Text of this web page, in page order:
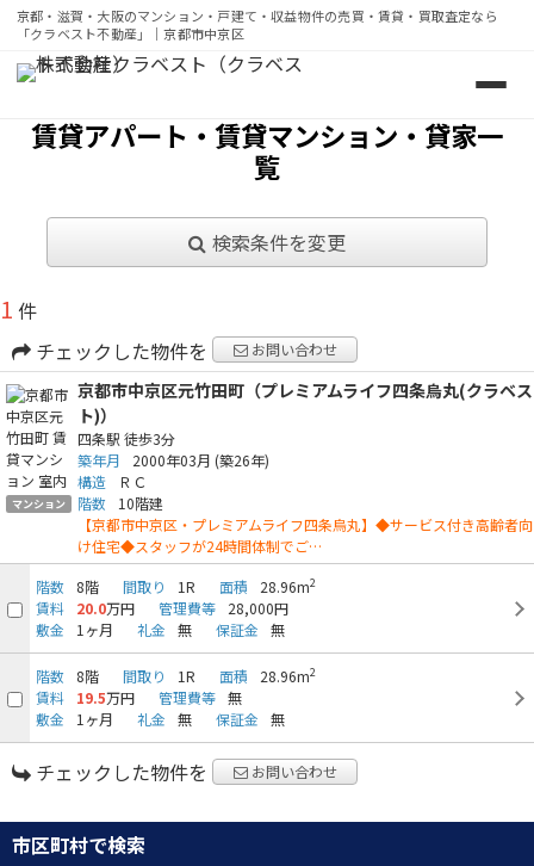
京都・滋賀・大阪のマンション・戸建て・収益物件の売買・賃貸・買取査定なら
「クラベスト不動産」｜京都市中京区
京都・滋賀・大阪のマンション・戸建て・収益物件の売
賃貸アパート・賃貸マンション・貸家一
覧
検索条件を変更
1 件
チェックした物件を
お問い合わせ
マンション
京都市中京区元竹田町（プレミアムライフ四条烏丸(クラベス
ト)）
四条駅 徒歩3分
築年月
2000年03月 (築26年)
構造
ＲＣ
階数
10階建
【京都市中京区・プレミアムライフ四条烏丸】◆サービス付き高齢者向
け住宅◆スタッフが24時間体制でご…
階数
8階 間取り 1R 面積 28.96m2
賃料 20.0万円 管理費等
28,000円
敷金
1ヶ月 礼金 無 保証金 無
階数 8階 間取り 1R 面積 28.96m2
賃料 19.5万円 管理費等 無
敷金
1ヶ月 礼金 無 保証金 無
チェックした物件を お問い合わせ
市区町村で検索